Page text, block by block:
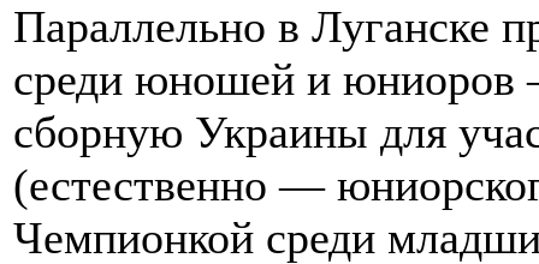
Параллельно в Луганске
среди юношей и юниоров
сборную Украины для
(естественно —
Чемпионкой среди